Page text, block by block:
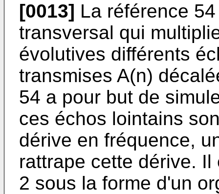
[0013] La référence
transversal qui
évolutives différents
transmises A(n)
54 a pour but de
ces échos lointains
dérive en fréquence,
rattrape cette dérive.
2 sous la forme d'un